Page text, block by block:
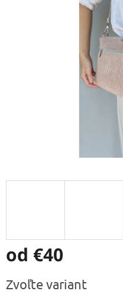
od €40
cena:
Zvoľte variant